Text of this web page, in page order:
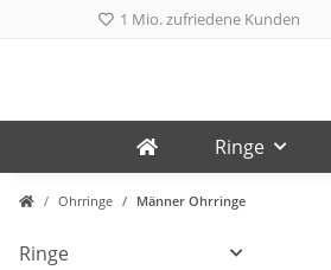
1 Mio. zufriedene Kunden
Ringe
Ohrringe Männer Ohrringe
Ringe